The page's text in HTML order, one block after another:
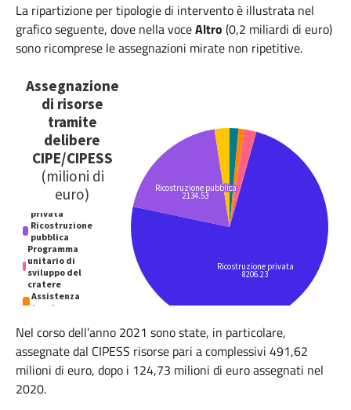
La ripartizione per tipologie di intervento è illustrata nel
grafico seguente, dove nella voceAltro (0,2 miliardi di euro)
sono ricomprese le assegnazioni mirate non ripetitive.
Nel corso dell’anno 2021 sono state, in particolare,
assegnate dal CIPESS risorse pari a complessivi 491,62
milioni di euro, dopo i 124,73 milioni di euro assegnati nel
2020.